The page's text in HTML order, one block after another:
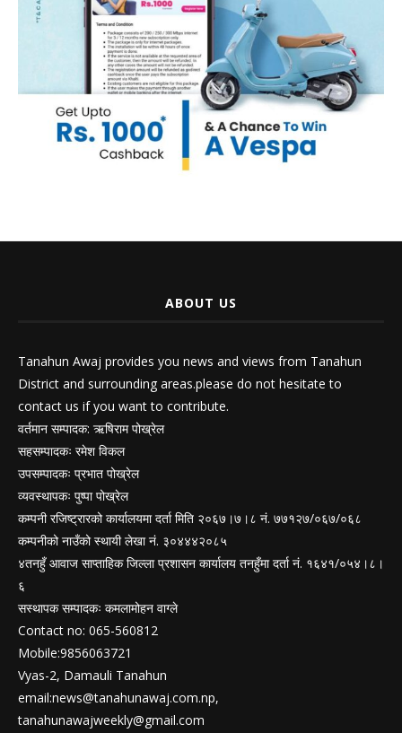
ABOUT US
Tanahun Awaj provides you news and views from Tanahun
District and surrounding areas.please do not hesitate to
contact us if you want to contribute.
वर्तमान सम्पादक: ऋषिराम पोख्रेल
सहसम्पादकः रमेश विकल
उपसम्पादकः प्रभात पोख्रेल
व्यवस्थापकः पुष्पा पोख्रेल
कम्पनी रजिष्ट्रारको कार्यालयमा दर्ता मिति २०६७।७।८ नं. ७७१२७/०६७/०६८
कम्पनीको नाउँको स्थायी लेखा नं. ३०४४४२०८५
४तनहुँ आवाज साप्ताहिक जिल्ला प्रशासन कार्यालय तनहुँमा दर्ता नं. १६४१/०५४।८।
६
सस्थापक सम्पादकः कमलामोहन वाग्ले
Contact no: 065-560812
Mobile:9856063721
Vyas-2, Damauli Tanahun
email:news@tanahunawaj.com.np,
tanahunawajweekly@gmail.com